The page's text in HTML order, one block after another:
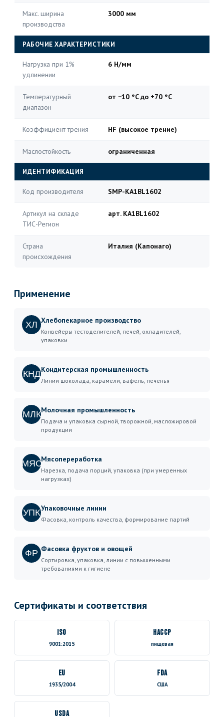
Макс. ширина
производства
3000 мм
РАБОЧИЕ ХАРАКТЕРИСТИКИ
Нагрузка при 1%
удлинении
6 Н/мм
Температурный
диапазон
от −10 °C до +70 °C
Коэффициент трения HF (высокое трение)
Маслостойкость ограниченная
ИДЕНТИФИКАЦИЯ
Код производителя SMP-KA1BL1602
Артикул на складе
ТИС-Регион
арт. KA1BL1602
Страна
происхождения
Италия (Капонаго)
Применение
ХЛ Хлебопекарное производство
Конвейеры тестоделителей, печей, охладителей,
упаковки
КНДКондитерская промышленность
Линии шоколада, карамели, вафель, печенья
МЛКМолочная промышленность
Подача и упаковка сырной, творожной, масложировой
продукции
МЯСМясопереработка
Нарезка, подача порций, упаковка (при умеренных
нагрузках)
УПКУпаковочные линии
Фасовка, контроль качества, формирование партий
ФР Фасовка фруктов и овощей
Сортировка, упаковка, линии с повышенными
требованиями к гигиене
Сертификаты и соответствия
ISO
9001:2015
HACCP
пищевая
EU
1935/2004
FDA
США
USDA